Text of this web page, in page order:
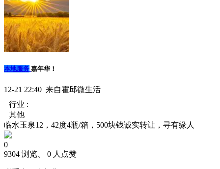
本地服务 嘉年华！
12-21 22:40 来自霍邱微生活
行业 :
其他
临水玉泉12，42度4瓶/箱，500块钱诚实转让，寻有缘人
0
9304 浏览、 0 人点赞